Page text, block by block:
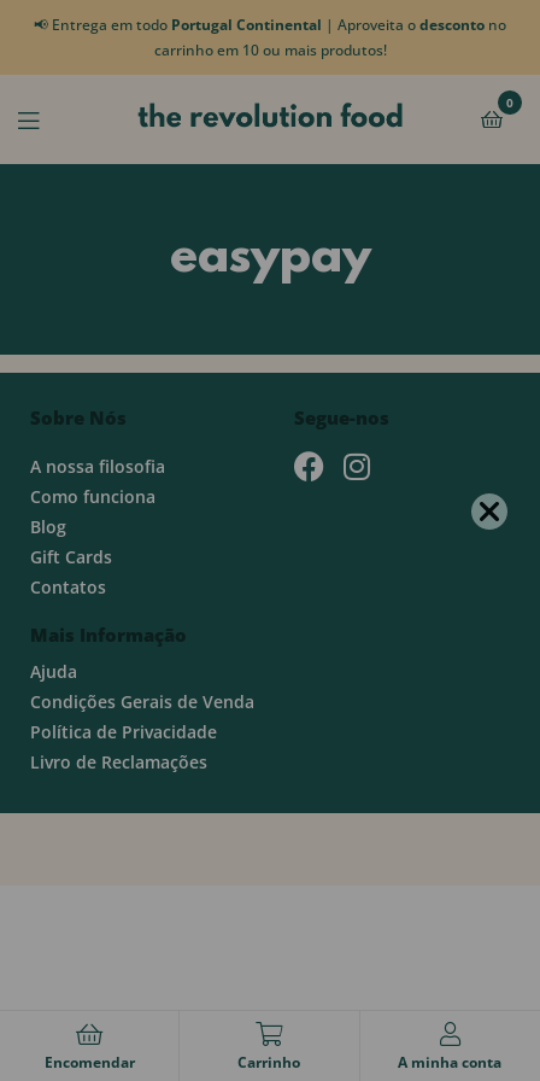
📢 Entrega em todo Portugal Continental | Aproveita odesconto no
carrinho em 10 ou mais produtos!
0
easypay
Sobre Nós
A nossa filosofia
Como funciona
Blog
Gift Cards
Contatos
Mais Informação
Ajuda
Condições Gerais de Venda
Política de Privacidade
Livro de Reclamações
Segue-nos
Encomendar Carrinho A minha conta